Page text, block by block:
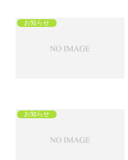
お知らせ
お知らせ